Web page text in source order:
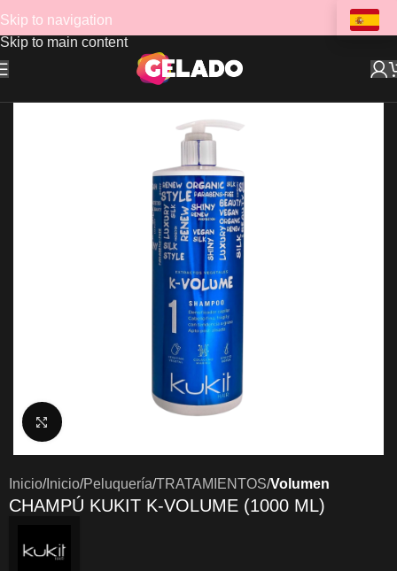
Skip to navigation
Skip to main content
Clic para ampliar
Inicio Inicio Peluquería TRATAMIENTOS Volumen
CHAMPÚ KUKIT K-VOLUME (1000 ML)